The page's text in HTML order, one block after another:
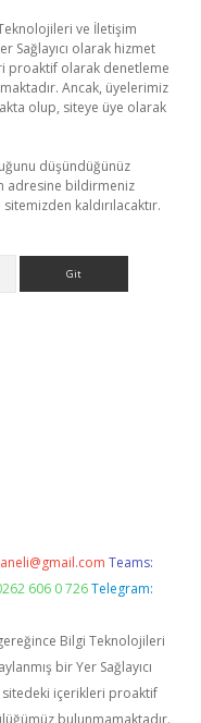
ve İletişim
Sağlayıcı olarak hizmet
proaktif olarak denetleme
Ancak, üyelerimiz
olup, siteye üye olarak
düşündüğünüz
adresine bildirmeniz
kaldırılacaktır.
Teams:
606 0 726 Telegram:
Bilgi Teknolojileri
bir Yer Sağlayıcı
içerikleri proaktif
bulunmamaktadır.